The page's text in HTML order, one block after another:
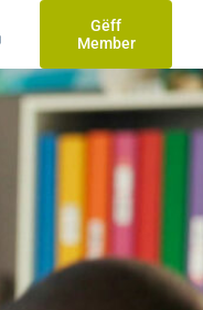
Gëff
Member